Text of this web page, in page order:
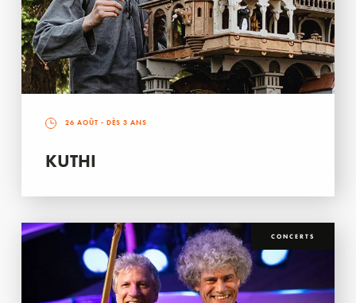
26 AOÛT - DÈS 3 ANS
KUTHI
CONCERTS